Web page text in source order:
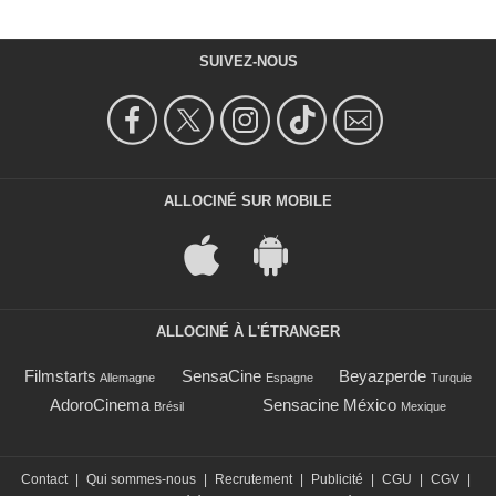
SUIVEZ-NOUS
ALLOCINÉ SUR MOBILE
ALLOCINÉ À L'ÉTRANGER
Filmstarts Allemagne SensaCine Espagne Beyazperde Turquie
AdoroCinema Brésil Sensacine México Mexique
Contact Qui sommes-nous Recrutement Publicité CGU CGV